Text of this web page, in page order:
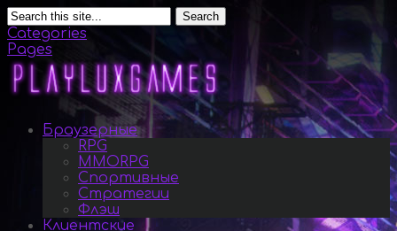
Search
Categories
Pages
Браузерные
RPG
MMORPG
Спортивные
Стратегии
Флэш
Клиентские